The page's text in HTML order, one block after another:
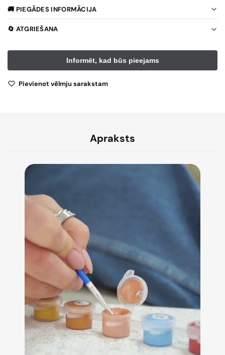
🚚 PIEGĀDES INFORMĀCIJA
🔄 ATGRIEŠANA
Pievienot vēlmju sarakstam
Apraksts